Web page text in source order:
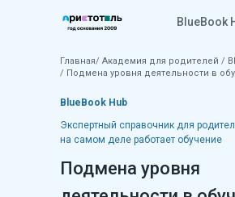
BlueBook
Главная/ Академия для родителей /
/ Подмена уровня деятельности в
BlueBook Hub
Экспертный справочник для
на самом деле работает обучение
Подмена уровня